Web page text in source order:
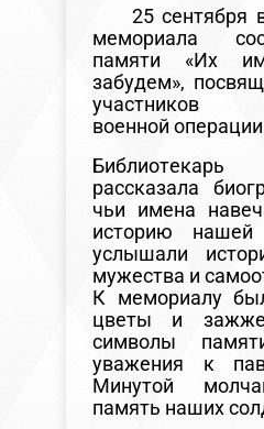
25 сентября
мемориала
памяти «Их
забудем»,
участников
военной
рассказала
чьи имена
историю
услышали
мужества и
К мемориалу
цветы и
символы
уважения к
Минутой
память наших